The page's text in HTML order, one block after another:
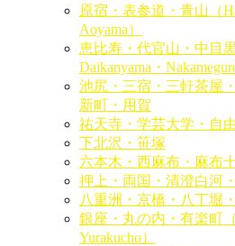
原宿・表参道・青山（
Aoyama）
恵比寿・代官山・中目
Daikanyama・
池尻・三宿・三軒茶屋
新町・用賀
祐天寺・学芸大学・自
下北沢・笹塚
六本木・西麻布・麻布
押上・両国・清澄白河
八重洲・京橋・八丁堀
銀座・丸の内・有楽町
Yurakucho）